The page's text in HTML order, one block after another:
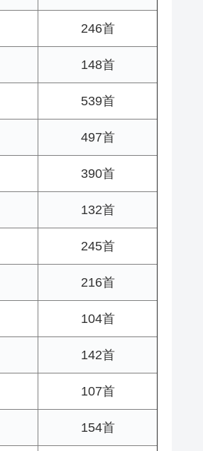
246首
148首
539首
497首
390首
132首
245首
216首
104首
142首
107首
154首